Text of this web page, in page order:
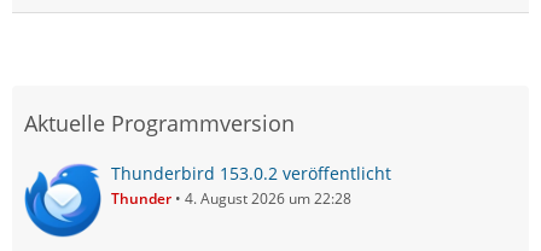
Aktuelle Programmversion
Thunderbird 153.0.2 veröffentlicht
Thunder 4. August 2026 um 22:28